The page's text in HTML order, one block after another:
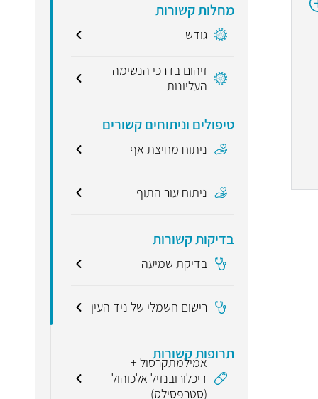
מחלות קשורות
גודש
זיהום בדרכי הנשימה
העליונות
טיפולים וניתוחים קשורים
ניתוח מחיצת אף
ניתוח עור התוף
בדיקות קשורות
בדיקת שמיעה
רישום חשמלי של ניד העין
תרופות קשורות
אמילמתקרסול +
דיכלורובנזיל אלכוהול
(סטרפסילס)